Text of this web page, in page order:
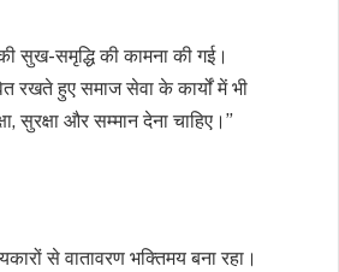
सुख-समृद्धि की कामना की गई।
हुए समाज सेवा के कार्यों में भी
सुरक्षा और सम्मान देना चाहिए।”
से वातावरण भक्तिमय बना रहा।